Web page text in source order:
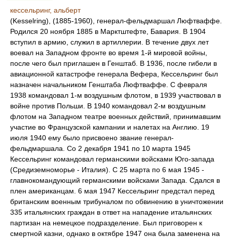
кессельринг, альберт
(Kesselring), (1885-1960), генерал-фельдмаршал Люфтваффе.
Родился 20 ноября 1885 в Марктштефте, Бавария. В 1904
вступил в армию, служил в артиллерии. В течение двух лет
воевал на Западном фронте во время 1-й мировой войны,
после чего был приглашен в Генштаб. В 1936, после гибели в
авиационной катастрофе генерала Вефера, Кессельринг был
назначен начальником Генштаба Люфтваффе. С февраля
1938 командовал 1-м воздушным флотом, в 1939 участвовал в
войне против Польши. В 1940 командовал 2-м воздушным
флотом на Западном театре военных действий, принимавшим
участие во Французской кампании и налетах на Англию. 19
июля 1940 ему было присвоено звание генерал-
фельдмаршала. Со 2 декабря 1941 по 10 марта 1945
Кессельринг командовал германскими войсками Юго-запада
(Средиземноморье - Италия). С 25 марта по 6 мая 1945 -
главнокомандующий германскими войсками Запада. Сдался в
плен американцам. 6 мая 1947 Кессельринг предстал перед
британским военным трибуналом по обвинению в уничтожении
335 итальянских граждан в ответ на нападение итальянских
партизан на немецкое подразделение. Был приговорен к
смертной казни, однако в октябре 1947 она была заменена на